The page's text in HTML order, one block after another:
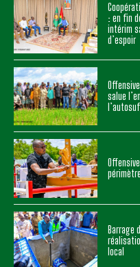
: en fin
intérim
d’espoir
salue
Barrage
local